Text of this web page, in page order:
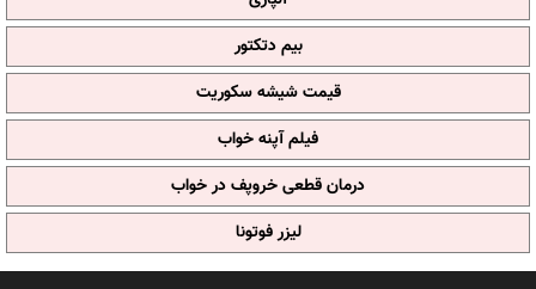
بیم دتکتور
قیمت شیشه سکوریت
فیلم آپنه خواب
درمان قطعی خروپف در خواب
لیزر فوتونا